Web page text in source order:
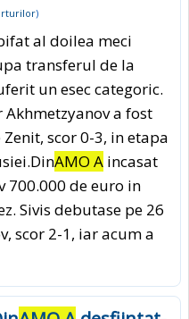
)
al doilea meci
transferul de la
un esec categoric.
a fost
scor 0-3, in etapa
AMO A incasat
700.000 de euro in
Sivis debutase pe 26
scor 2-1, iar acum a